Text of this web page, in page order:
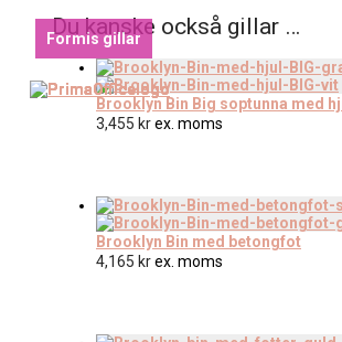
Du kanske också gillar …
Brooklyn Bin Big soptunna med
3,455 krex. moms
Brooklyn Bin med betongfot
4,165 krex. moms
Formis gillar